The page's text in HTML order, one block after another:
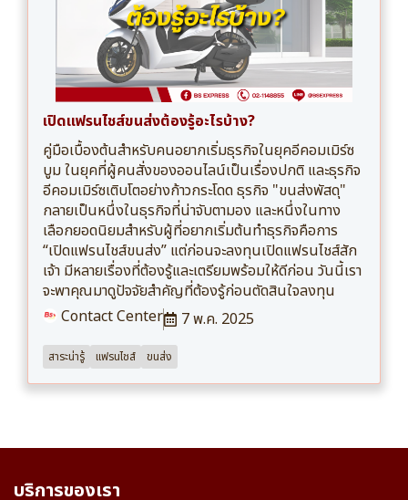
เปิดแฟรนไชส์ขนส่งต้องรู้อะไรบ้าง?
คู่มือเบื้องต้นสำหรับคนอยากเริ่มธุรกิจในยุคอีคอมเมิร์ซ
บูม ในยุคที่ผู้คนสั่งของออนไลน์เป็นเรื่องปกติ และธุรกิจ
อีคอมเมิร์ซเติบโตอย่างก้าวกระโดด ธุรกิจ "ขนส่งพัสดุ"
กลายเป็นหนึ่งในธุรกิจที่น่าจับตามอง และหนึ่งในทาง
เลือกยอดนิยมสำหรับผู้ที่อยากเริ่มต้นทำธุรกิจคือการ
“เปิดแฟรนไชส์ขนส่ง” แต่ก่อนจะลงทุนเปิดแฟรนไชส์สัก
เจ้า มีหลายเรื่องที่ต้องรู้และเตรียมพร้อมให้ดีก่อน วันนี้เรา
จะพาคุณมาดูปัจจัยสำคัญที่ต้องรู้ก่อนตัดสินใจลงทุน
Contact Center
7 พ.ค. 2025
สาระน่ารู้ แฟรนไชส์ ขนส่ง
บริการของเรา